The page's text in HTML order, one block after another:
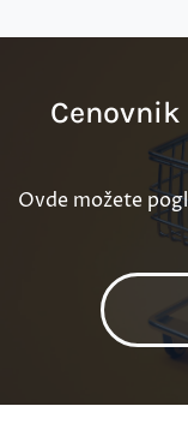
Ovde možete